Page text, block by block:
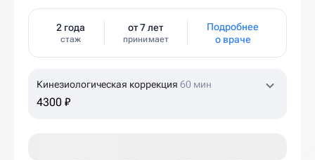
2 года
стаж
от 7 лет
принимает
Подробнее
о враче
Кинезиологическая коррекция 60 мин
4300 ₽